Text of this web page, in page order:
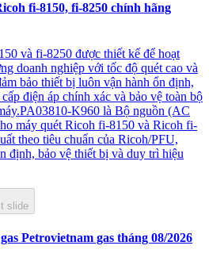
fi-8150, fi-8250 chính hãng
và fi-8250 được thiết kế để hoạt
doanh nghiệp với tốc độ quét cao và
bảo thiết bị luôn vận hành ổn định,
điện áp chính xác và bảo vệ toàn bộ
K960 là Bộ nguồn (AC
máy quét Ricoh fi-8150 và Ricoh fi-
theo tiêu chuẩn của Ricoh/PFU,
định, bảo vệ thiết bị và duy trì hiệu
slide
Petrovietnam gas tháng 08/2026